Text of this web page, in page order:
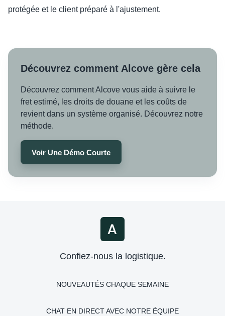
protégée et le client préparé à l'ajustement.
Découvrez comment Alcove gère cela
Découvrez comment Alcove vous aide à suivre le
fret estimé, les droits de douane et les coûts de
revient dans un système organisé. Découvrez notre
méthode.
Voir Une Démo Courte
Confiez-nous la logistique.
NOUVEAUTÉS CHAQUE SEMAINE
CHAT EN DIRECT AVEC NOTRE ÉQUIPE